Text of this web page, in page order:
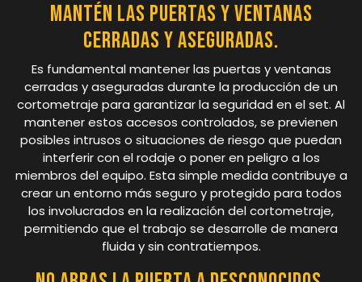
Mantén las puertas y ventanas
cerradas y aseguradas.
Es fundamental mantener las puertas y ventanas
cerradas y aseguradas durante la producción de un
cortometraje para garantizar la seguridad en el set. Al
mantener estos accesos controlados, se previenen
posibles intrusos o situaciones de riesgo que puedan
interferir con el rodaje o poner en peligro a los
miembros del equipo. Esta simple medida contribuye a
crear un entorno más seguro y protegido para todos
los involucrados en la realización del cortometraje,
permitiendo que el trabajo se desarrolle de manera
fluida y sin contratiempos.